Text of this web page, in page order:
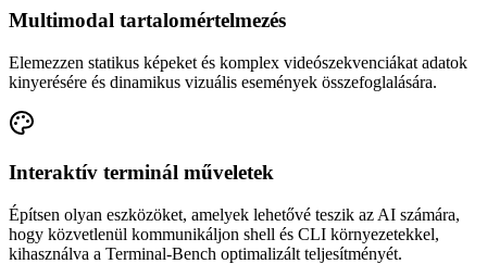
Multimodal tartalomértelmezés
Elemezzen statikus képeket és komplex videószekvenciákat adatok
kinyerésére és dinamikus vizuális események összefoglalására.
Interaktív terminál műveletek
Építsen olyan eszközöket, amelyek lehetővé teszik az AI számára,
hogy közvetlenül kommunikáljon shell és CLI környezetekkel,
kihasználva a Terminal-Bench optimalizált teljesítményét.